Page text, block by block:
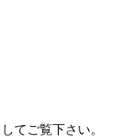
てご覧下さい。